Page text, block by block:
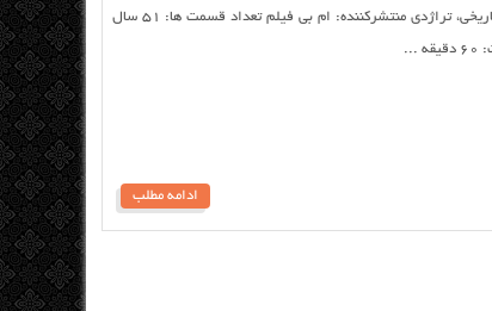
سریال:امپراطور دریا Emperor of The Sea موضوع: تاریخی، تراژدی منتشرکننده: ام بی فیلم تعداد قسمت ها: ۵۱ سال
ادامه مطلب